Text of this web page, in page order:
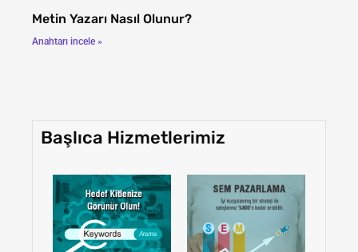
Metin Yazarı Nasıl Olunur?
Anahtarı incele »
Başlıca Hizmetlerimiz